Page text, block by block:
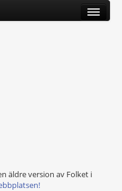
äldre version av Folket i